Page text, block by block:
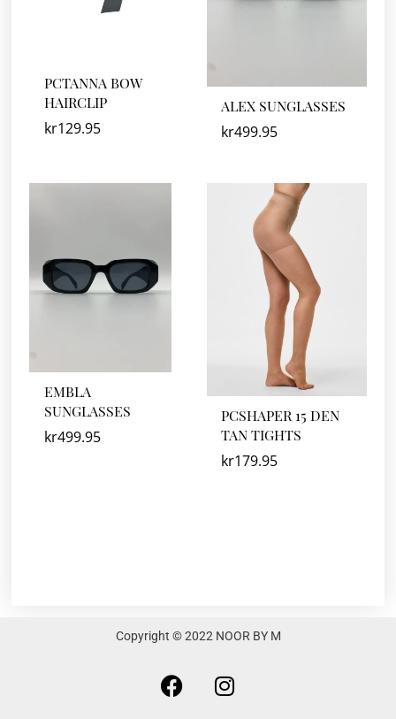
PCTANNA BOW
HAIRCLIP
kr129.95
ALEX SUNGLASSES
kr499.95
EMBLA
SUNGLASSES
kr499.95
PCSHAPER 15 DEN
TAN TIGHTS
kr179.95
Copyright © 2022 NOOR BY M
F
a
I
n